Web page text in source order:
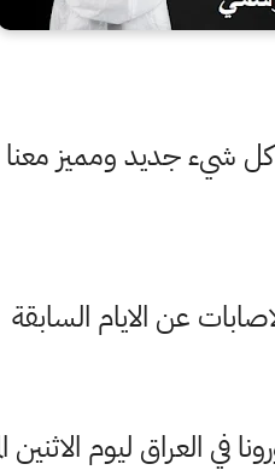
كل شيء جديد ومميز
عن الايام السابقة
ليوم الاثنين الموافق 22